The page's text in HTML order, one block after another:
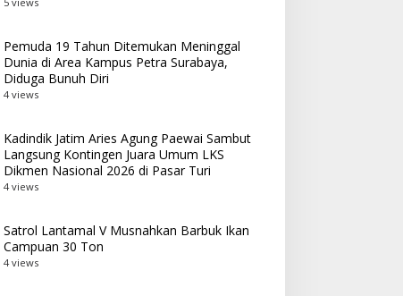
Pemuda 19 Tahun Ditemukan Meninggal
Dunia di Area Kampus Petra Surabaya,
Diduga Bunuh Diri
4 views
Kadindik Jatim Aries Agung Paewai Sambut
Langsung Kontingen Juara Umum LKS
Dikmen Nasional 2026 di Pasar Turi
4 views
Satrol Lantamal V Musnahkan Barbuk Ikan
Campuan 30 Ton
4 views